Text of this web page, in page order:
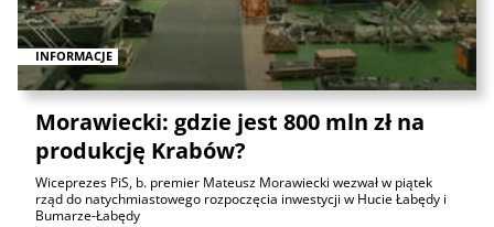
INFORMACJE
Morawiecki: gdzie jest 800 mln zł na
produkcję Krabów?
Wiceprezes PiS, b. premier Mateusz Morawiecki wezwał w piątek
rząd do natychmiastowego rozpoczęcia inwestycji w Hucie Łabędy i
Bumarze-Łabędy